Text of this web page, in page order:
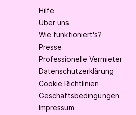
Hilfe
Über uns
Wie funktioniert's?
Presse
Professionelle Vermieter
Datenschutzerklärung
Cookie Richtlinien
Geschäftsbedingungen
Impressum